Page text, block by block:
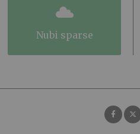
nubi sparse